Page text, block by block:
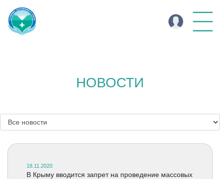
НОВОСТИ
18.11.2020
В Крыму вводится запрет на проведение массовых